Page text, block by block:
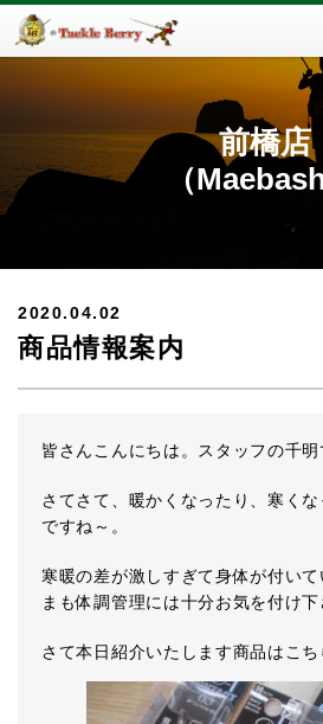
前橋店
（
2020.04.02
商品情報案内
皆さんこんにちは。スタッフの千明
さてさて、暖かくなったり、寒く
ですね～。
寒暖の差が激しすぎて身体が付い
まも体調管理には十分お気を付け下
さて本日紹介いたします商品はこち